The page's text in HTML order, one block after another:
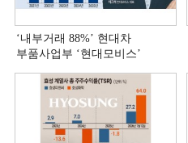
‘내부거래 88%ʼ 현대차
부품사업부 ‘현대모비스ʼ